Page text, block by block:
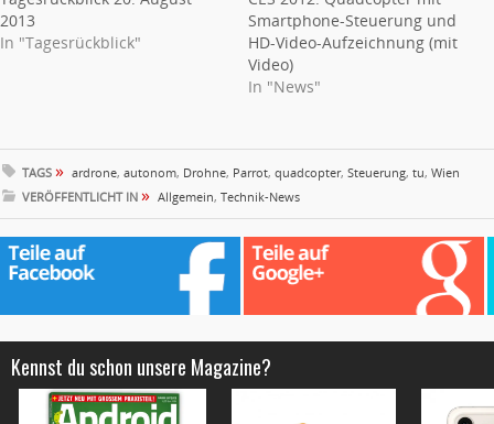
2013
In "Tagesrückblick"
Smartphone-Steuerung und
HD-Video-Aufzeichnung (mit
Video)
In "News"
TAGS » ardrone, autonom, Drohne, Parrot, quadcopter, Steuerung, tu, Wien
VERÖFFENTLICHT IN » Allgemein, Technik-News
Kennst du schon unsere Magazine?